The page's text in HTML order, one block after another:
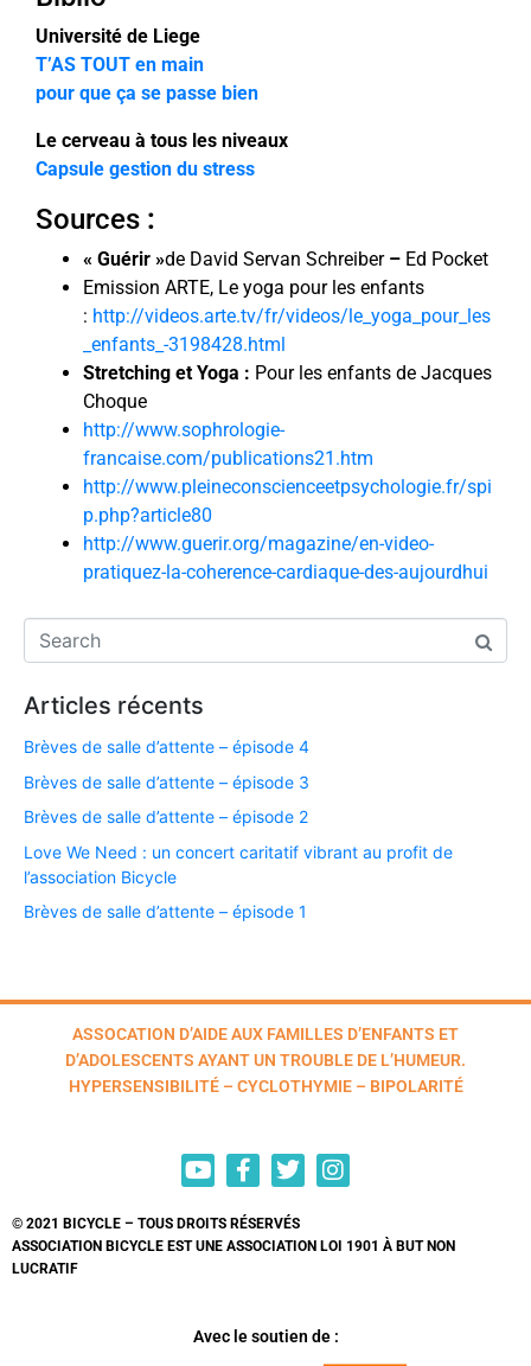
Université de Liege
T’AS TOUT en main
pour que ça se passe bien
Le cerveau à tous les niveaux
Capsule gestion du stress
Sources :
« Guérir »de David Servan Schreiber– Ed Pocket
Emission ARTE, Le yoga pour les enfants
: http://videos.arte.tv/fr/videos/le_yoga_pour_les
_enfants_-3198428.html
Stretching et Yoga : Pour les enfants de Jacques
Choque
http://www.sophrologie-
francaise.com/publications21.htm
http://www.pleineconscienceetpsychologie.fr/spi
p.php?article80
http://www.guerir.org/magazine/en-video-
pratiquez-la-coherence-cardiaque-des-aujourdhui
Articles récents
Brèves de salle d’attente – épisode 4
Brèves de salle d’attente – épisode 3
Brèves de salle d’attente – épisode 2
Love We Need : un concert caritatif vibrant au profit de
l’association Bicycle
Brèves de salle d’attente – épisode 1
ASSOCATION D’AIDE AUX FAMILLES D’ENFANTS ET
D’ADOLESCENTS AYANT UN TROUBLE DE L’HUMEUR.
HYPERSENSIBILITÉ – CYCLOTHYMIE – BIPOLARITÉ
© 2021 BICYCLE – TOUS DROITS RÉSERVÉS
ASSOCIATION BICYCLE EST UNE ASSOCIATION LOI 1901 À BUT NON
LUCRATIF
Avec le soutien de :